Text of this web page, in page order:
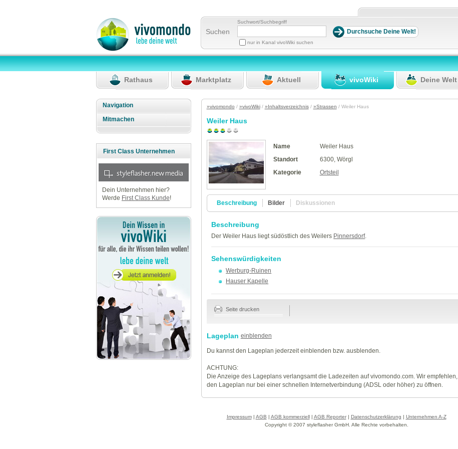
Suchen
Suchwort/Suchbegriff
nur in Kanal vivoWiki suchen
Rathaus Marktplatz Aktuell vivoWiki Deine Welt
Navigation
Mitmachen
First Class Unternehmen
Dein Unternehmen hier?
Werde First Class Kunde!
»vivomondo / »vivoWiki/ »Inhaltsverzeichnis/ »Strassen / Weiler Haus
Weiler Haus
Name
Weiler Haus
Standort
6300, Wörgl
Kategorie
Ortsteil
Beschreibung Bilder Diskussionen
Beschreibung
Der Weiler Haus liegt südöstlich des Weilers Pinnersdorf.
Sehenswürdigkeiten
Werburg-Ruinen
Hauser Kapelle
Seite drucken
Lageplan einblenden
Du kannst den Lageplan jederzeit einblenden bzw. ausblenden.
ACHTUNG:
Die Anzeige des Lageplans verlangsamt die Ladezeiten auf vivomondo.com. Wir empfehlen,
den Lageplan nur bei einer schnellen Internetverbindung (ADSL oder höher) zu öffnen.
Impressum| AGB | AGB kommerziell| AGB Reporter| Datenschutzerklärung | Unternehmen A-Z
Copyright © 2007 styleflasher GmbH. Alle Rechte vorbehalten.